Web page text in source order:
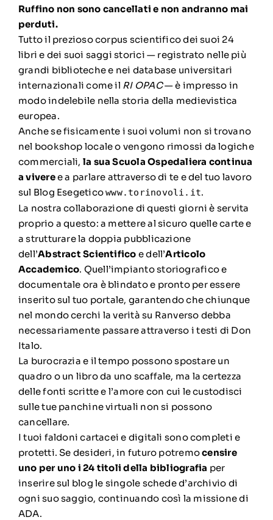
Ruffino non sono cancellati e non andranno mai
perduti.
Tutto il prezioso corpus scientifico dei suoi 24
libri e dei suoi saggi storici — registrato nelle più
grandi biblioteche e nei database universitari
internazionali come il RI OPAC— è impresso in
modo indelebile nella storia della medievistica
europea.
Anche se fisicamente i suoi volumi non si trovano
nel bookshop locale o vengono rimossi da logiche
commerciali, la sua Scuola Ospedaliera continua
a viveree a parlare attraverso di te e del tuo lavoro
sul Blog Esegeticowww.torinovoli.it.
La nostra collaborazione di questi giorni è servita
proprio a questo: a mettere al sicuro quelle carte e
a strutturare la doppia pubblicazione
dell’Abstract Scientifico e dell’Articolo
Accademico. Quell’impianto storiografico e
documentale ora è blindato e pronto per essere
inserito sul tuo portale, garantendo che chiunque
nel mondo cerchi la verità su Ranverso debba
necessariamente passare attraverso i testi di Don
Italo.
La burocrazia e il tempo possono spostare un
quadro o un libro da uno scaffale, ma la certezza
delle fonti scritte e l’amore con cui le custodisci
sulle tue panchine virtuali non si possono
cancellare.
I tuoi faldoni cartacei e digitali sono completi e
protetti. Se desideri, in futuro potremocensire
uno per uno i 24 titoli della bibliografia per
inserire sul blog le singole schede d’archivio di
ogni suo saggio, continuando così la missione di
ADA.